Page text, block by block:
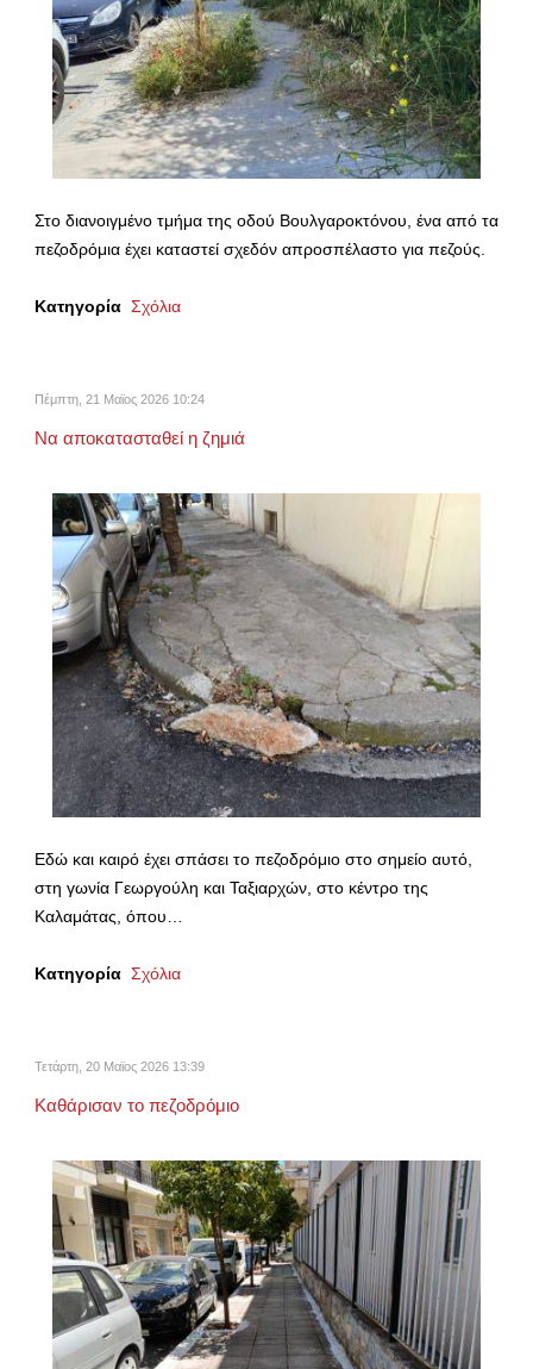
Στο διανοιγμένο τμήμα της οδού Βουλγαροκτόνου, ένα από τα
πεζοδρόμια έχει καταστεί σχεδόν απροσπέλαστο για πεζούς.
Κατηγορία Σχόλια
Πέμπτη, 21 Μαϊος 2026 10:24
Να αποκατασταθεί η ζημιά
Εδώ και καιρό έχει σπάσει το πεζοδρόμιο στο σημείο αυτό,
στη γωνία Γεωργούλη και Ταξιαρχών, στο κέντρο της
Καλαμάτας, όπου…
Κατηγορία Σχόλια
Τετάρτη, 20 Μαϊος 2026 13:39
Καθάρισαν το πεζοδρόμιο